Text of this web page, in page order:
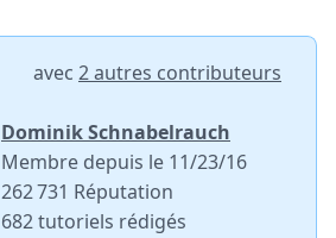
avec 2 autres contributeurs
Dominik Schnabelrauch
Membre depuis le 11/23/16
262 731 Réputation
682 tutoriels rédigés